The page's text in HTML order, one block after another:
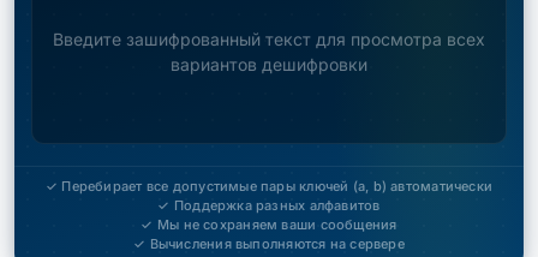
Введите зашифрованный текст для просмотра всех
вариантов дешифровки
✓ Перебирает все допустимые пары ключей (a, b) автоматически
✓ Поддержка разных алфавитов
✓ Мы не сохраняем ваши сообщения
✓ Вычисления выполняются на сервере